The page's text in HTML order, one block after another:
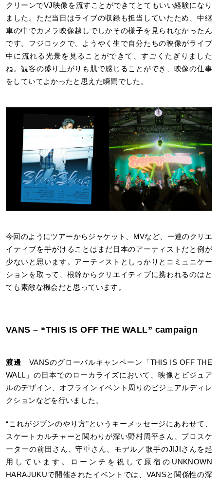
クリーンでVJ映像を流すことができてとてもいい経験になり
ました。ただ当日はライブの収録も担当していたため、中継
車の中でカメラ映像越しでしかその様子を見られなかったん
です。フジロックで、ようやく生で自分たちの映像がライブ
中に流れる光景を見ることができて、すごくたぎりました
ね。観客の盛り上がりも肌で感じることができ、映像の仕事
をしていてよかったと思えた瞬間でした。
今回のようにツアーからジャケット、MVなど、一連のクリエ
イティブを手がけることはまだ日本のアーティストだと例が
少ないと思います。アーティストとしっかりとコミュニケー
ションを取って、根幹からクリエイティブに携われるのはと
ても素敵な機会だと思っています。
VANS – “THIS IS OFF THE WALL” campaign
渡邊 VANSのグローバルキャンペーン「THIS IS OFF THE
WALL」の日本でのローカライズにおいて、映像とビジュア
ルのデザイン、オフラインイベント周りのビジュアルディレ
クションなどを行いました。
“これがジブンのやり方”というキーメッセージにあわせて、
スケートカルチャーと関わりが深い野村周平さん、プロスケ
ーターの前田さん、守重さん、モデル／歌手のJIJIさんを起
用しています。ローンチを祝して原宿のUNKNOWN
HARAJUKUで開催されたイベントでは、VANSと関係性の深